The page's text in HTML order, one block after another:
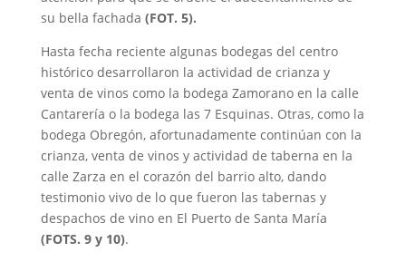
su bella fachada (FOT. 5).
Hasta fecha reciente algunas bodegas del centro
histórico desarrollaron la actividad de crianza y
venta de vinos como la bodega Zamorano en la calle
Cantarería o la bodega las 7 Esquinas. Otras, como la
bodega Obregón, afortunadamente continúan con la
crianza, venta de vinos y actividad de taberna en la
calle Zarza en el corazón del barrio alto, dando
testimonio vivo de lo que fueron las tabernas y
despachos de vino en El Puerto de Santa María
(FOTS. 9 y 10).